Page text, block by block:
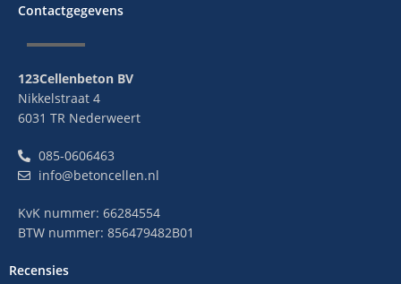
Contactgegevens
123Cellenbeton BV
Nikkelstraat 4
6031 TR Nederweert
085-0606463
info@betoncellen.nl
KvK nummer: 66284554
BTW nummer: 856479482B01
Recensies